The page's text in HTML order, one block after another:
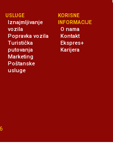
USLUGE
Iznajmljivanje
vozila
Popravka vozila
Turistička
putovanja
Marketing
Poštanske
usluge
KORISNE
INFORMACIJE
O nama
Kontakt
Ekspres+
Karijera